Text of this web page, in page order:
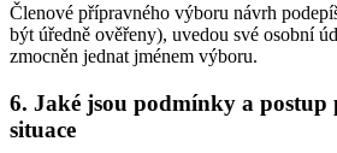
Členové přípravného výboru návrh
být úředně ověřeny), uvedou své osobní
zmocněn jednat jménem výboru.
6. Jaké jsou podmínky a postup
situace